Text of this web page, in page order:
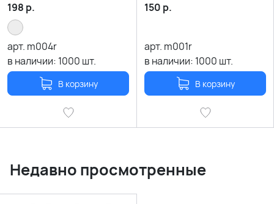
198 р.
арт. m004r
в наличии: 1000 шт.
В корзину
150 р.
арт. m001r
в наличии: 1000 шт.
В корзину
Недавно просмотренные